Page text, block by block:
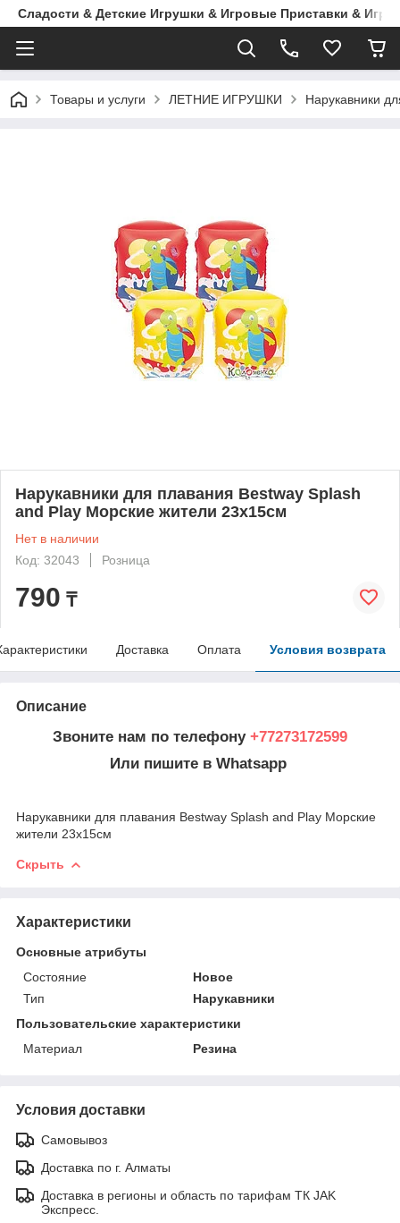
Сладости & Детские Игрушки & Игровые Приставки & Игры
Товары и услуги ЛЕТНИЕ ИГРУШКИ Нарукавники
Нарукавники для плавания Bestway Splash
and Play Морские жители 23х15см
Нет в наличии
Код: 32043
Розница
790 ₸
Доставка Оплата Условия возврата
Описание
Звоните нам по телефону +77273172599
Или пишите в Whatsapp
Нарукавники для плавания Bestway Splash and Play Морские
жители 23х15см
Скрыть
Характеристики
Основные атрибуты
Состояние
Новое
Тип
Нарукавники
Пользовательские характеристики
Материал
Резина
Условия доставки
Самовывоз
Доставка по г. Алматы
Доставка в регионы и область по тарифам ТК JAK
Экспресс.